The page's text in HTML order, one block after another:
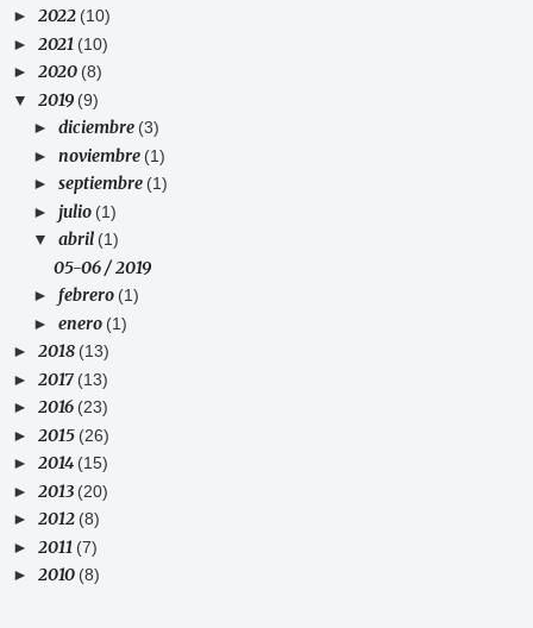
► 2022 (10)
► 2021 (10)
► 2020 (8)
▼ 2019 (9)
► diciembre (3)
► noviembre (1)
► septiembre (1)
► julio (1)
▼ abril (1)
05-06 / 2019
► febrero (1)
► enero (1)
► 2018 (13)
► 2017 (13)
► 2016 (23)
► 2015 (26)
► 2014 (15)
► 2013 (20)
► 2012 (8)
► 2011 (7)
► 2010 (8)